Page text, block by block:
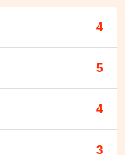
4
5
4
3